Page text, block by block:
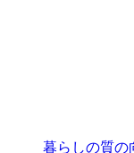
暮らしの質の